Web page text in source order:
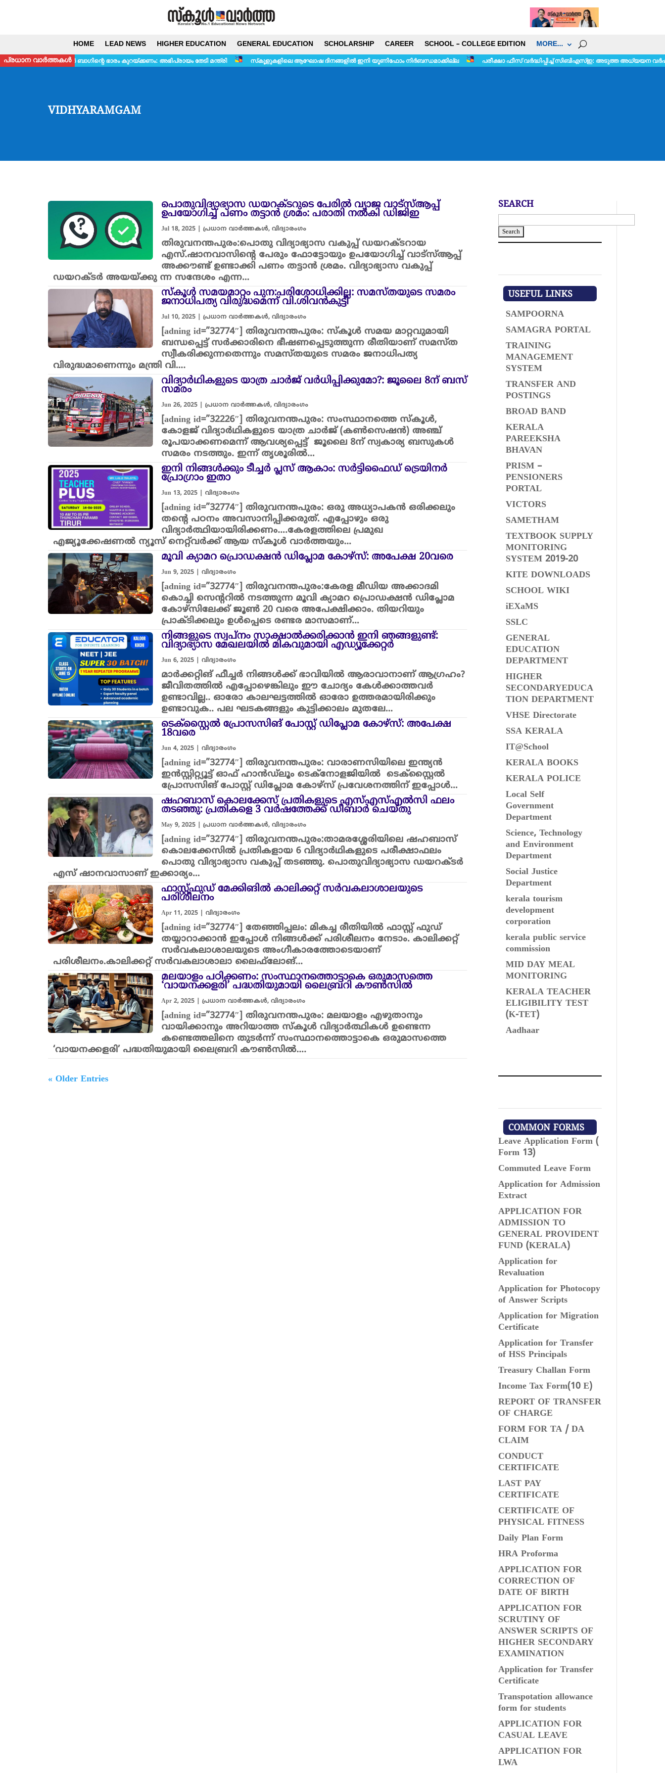
HOME LEAD NEWS HIGHER EDUCATION GENERAL EDUCATION SCHOLARSHIP CAREER SCHOOL – COLLEGE EDITION MORE…
പ്രധാന വാർത്തകൾ
സ്കൂൾ ബാഗിന്റെ ഭാരം കുറയ്ക്കണം: അഭിപ്രായം തേടി മന്ത്രി സ്‌കൂളുകളിലെ ആഘോഷ ദിനങ്ങളിൽ ഇനി യൂണിഫോം നിർബന്ധമാക്കില്ല പരീക്ഷാ ഫീസ് വർദ്ധിപ്പിച്ച് സിബിഎസ്ഇ: അടുത്ത അധ്യയന വർഷം മുതൽ
VIDHYARAMGAM
പൊതുവിദ്യാഭ്യാസ ഡയറക്ടറുടെ പേരിൽ വ്യാജ വാട്സ്ആപ്പ്
ഉപയോഗിച്ച് പണം തട്ടാൻ ശ്രമം: പരാതി നൽകി ഡിജിഇ
Jul 18, 2025| പ്രധാന വാർത്തകൾ, വിദ്യാരംഗം
തിരുവനന്തപുരം:പൊതു വിദ്യാഭ്യാസ വകുപ്പ് ഡയറക്ടറായ
എസ്.ഷാനവാസിന്റെ പേരും ഫോട്ടോയും ഉപയോഗിച്ച് വാട്സ്ആപ്പ്
അക്കൗണ്ട് ഉണ്ടാക്കി പണം തട്ടാൻ ശ്രമം. വിദ്യാഭ്യാസ വകുപ്പ്
ഡയറക്ടർ അയയ്ക്കു ന്ന സന്ദേശം എന്ന…
സ്കൂൾ സമയമാറ്റം പുന:പരിശോധിക്കില്ല: സമസ്തയുടെ സമരം
ജനാധിപത്യ വിരുദ്ധമെന്ന് വി.ശിവന്‍കുട്ടി
Jul 10, 2025| പ്രധാന വാർത്തകൾ, വിദ്യാരംഗം
[adning id=”32774″] തിരുവനന്തപുരം: സ്കൂള്‍ സമയ മാറ്റവുമായി
ബന്ധപ്പെട്ട് സര്‍ക്കാരിനെ ഭീഷണപ്പെടുത്തുന്ന രീതിയാണ് സമസ്ത
സ്വീകരിക്കുന്നതെന്നും സമസ്തയുടെ സമരം ജനാധിപത്യ
വിരുദ്ധമാണെന്നും മന്ത്രി വി….
വിദ്യാര്‍ഥികളുടെ യാത്ര ചാർജ് വർധിപ്പിക്കുമോ?: ജൂലൈ 8ന് ബസ്
സമരം
Jun 26, 2025| പ്രധാന വാർത്തകൾ, വിദ്യാരംഗം
[adning id=”32226″] തിരുവനന്തപുരം: സംസ്ഥാനത്തെ സ്കൂൾ,
കോളജ് വിദ്യാര്‍ഥികളുടെ യാത്ര ചാർജ് (കണ്‍സെഷന്‍) അഞ്ച്
രൂപയാക്കണമെന്ന് ആവശ്യപ്പെട്ട് ജൂലൈ 8ന് സ്വകാര്യ ബസുകൾ
സമരം നടത്തും. ഇന്ന് തൃശൂരില്‍…
ഇനി നിങ്ങൾക്കും ടീച്ചർ പ്ലസ് ആകാം: സർട്ടിഫൈഡ് ട്രെയിനർ
പ്രോഗ്രാം ഇതാ
Jun 13, 2025| വിദ്യാരംഗം
[adning id=”32774″] തിരുവനന്തപുരം: ഒരു അധ്യാപകൻ ഒരിക്കലും
തന്റെ പഠനം അവസാനിപ്പിക്കരുത്. എപ്പോഴും ഒരു
വിദ്യാർത്ഥിയായിരിക്കണം….കേരളത്തിലെ പ്രമുഖ
എജ്യൂക്കേഷണൽ ന്യൂസ്‌ നെറ്റ്‌വർക്ക് ആയ സ്കൂൾ വാർത്തയും…
മൂവി ക്യാമറ പ്രൊഡക്ഷൻ ഡിപ്ലോമ കോഴ്‌സ്: അപേക്ഷ 20വരെ
Jun 9, 2025| വിദ്യാരംഗം
[adning id=”32774″] തിരുവനന്തപുരം:കേരള മീഡിയ അക്കാദമി
കൊച്ചി സെന്ററിൽ നടത്തുന്ന മൂവി ക്യാമറ പ്രൊഡക്ഷൻ ഡിപ്ലോമ
കോഴ്‌സിലേക്ക് ജൂൺ 20 വരെ അപേക്ഷിക്കാം. തിയറിയും
പ്രാക്ടിക്കലും ഉൾപ്പെടെ രണ്ടര മാസമാണ്…
നിങ്ങളുടെ സ്വപ്നം സാക്ഷാൽക്കരിക്കാൻ ഇനി ഞങ്ങളുണ്ട്:
വിദ്യാഭ്യാസ മേഖലയിൽ മികവുമായി എഡ്യൂക്കേറ്റർ
Jun 6, 2025| വിദ്യാരംഗം
മാർക്കറ്റിങ് ഫീച്ചർ നിങ്ങൾക്ക് ഭാവിയിൽ ആരാവാനാണ് ആഗ്രഹം?
ജീവിതത്തിൽ എപ്പോഴെങ്കിലും ഈ ചോദ്യം കേൾക്കാത്തവർ
ഉണ്ടാവില്ല.. ഓരോ കാലഘട്ടത്തിൽ ഓരോ ഉത്തരമായിരിക്കും
ഉണ്ടാവുക.. പല ഘടകങ്ങളും കുട്ടിക്കാലം മുതലേ…
ടെക്സ്റ്റൈൽ പ്രോസസിങ് പോസ്റ്റ് ഡിപ്ലോമ കോഴ്സ്: അപേക്ഷ
18വരെ
Jun 4, 2025| വിദ്യാരംഗം
[adning id=”32774″] തിരുവനന്തപുരം: വാരാണസിയിലെ ഇന്ത്യൻ
ഇൻസ്റ്റിറ്റ്യൂട്ട് ഓഫ് ഹാൻഡ്‍ലൂം ടെക്നോളജിയിൽ ടെക്സ്റ്റൈൽ
പ്രോസസിങ് പോസ്റ്റ് ഡിപ്ലോമ കോഴ്സ് പ്രവേശനത്തിന് ഇപ്പോൾ…
ഷഹബാസ് കൊലക്കേസ് പ്രതികളുടെ എസ്‌എസ്‌എല്‍സി ഫലം
തടഞ്ഞു: പ്രതികളെ 3 വര്‍ഷത്തേക്ക് ഡീബാര്‍ ചെയ്തു
May 9, 2025| പ്രധാന വാർത്തകൾ, വിദ്യാരംഗം
[adning id=”32774″] തിരുവനന്തപുരം:താമരശ്ശേരിയിലെ ഷഹബാസ്
കൊലക്കേസില്‍ പ്രതികളായ 6 വിദ്യാർഥികളുടെ പരീക്ഷാഫലം
പൊതു വിദ്യാഭ്യാസ വകുപ്പ് തടഞ്ഞു. പൊതുവിദ്യാഭ്യാസ ഡയറക്ടർ
എസ് ഷാനവാസാണ് ഇക്കാര്യം…
ഫാസ്റ്റ്ഫുഡ് മേക്കിങിൽ കാലിക്കറ്റ്‌ സർവകലാശാലയുടെ
പരിശീലനം
Apr 11, 2025| വിദ്യാരംഗം
[adning id=”32774″] തേഞ്ഞിപ്പലം: മികച്ച രീതിയിൽ ഫാസ്റ്റ് ഫുഡ്
തയ്യാറാക്കാൻ ഇപ്പോൾ നിങ്ങൾക്ക് പരിശീലനം നേടാം. കാലിക്കറ്റ്‌
സർവകലാശാലയുടെ അംഗീകാരത്തോടെയാണ്
പരിശീലനം.കാലിക്കറ്റ് സര്‍വകലാശാലാ ലൈഫ്‌ലോങ്…
മലയാളം പഠിക്കണം: സംസ്ഥാനത്തൊട്ടാകെ ഒരുമാസത്തെ
‘വായനക്കളരി’ പദ്ധതിയുമായി ലൈബ്രറി കൗൺസിൽ
Apr 2, 2025| പ്രധാന വാർത്തകൾ, വിദ്യാരംഗം
[adning id=”32774″] തിരുവനന്തപുരം: മലയാളം എഴുതാനും
വായിക്കാനും അറിയാത്ത സ്കൂൾ വിദ്യാർത്ഥികൾ ഉണ്ടെന്ന
കണ്ടെത്തലിനെ തുടർന്ന് സംസ്ഥാനത്തൊട്ടാകെ ഒരുമാസത്തെ
‘വായനക്കളരി’ പദ്ധതിയുമായി ലൈബ്രറി കൗൺസിൽ….
« Older Entries
SEARCH
e
a
h
USEFUL LINKS
SAMPOORNA
SAMAGRA PORTAL
TRAINING
MANAGEMENT
SYSTEM
TRANSFER AND
POSTINGS
BROAD BAND
KERALA
PAREEKSHA
BHAVAN
PRISM –
PENSIONERS
PORTAL
VICTORS
SAMETHAM
TEXTBOOK SUPPLY
MONITORING
SYSTEM 2019-20
KITE DOWNLOADS
SCHOOL WIKI
iEXaMS
SSLC
GENERAL
EDUCATION
DEPARTMENT
HIGHER
SECONDARYEDUCA
TION DEPARTMENT
VHSE Directorate
SSA KERALA
IT@School
KERALA BOOKS
KERALA POLICE
Local Self
Government
Department
Science, Technology
and Environment
Department
Social Justice
Department
kerala tourism
development
corporation
kerala public service
commission
MID DAY MEAL
MONITORING
KERALA TEACHER
ELIGIBILITY TEST
(K-TET)
Aadhaar
COMMON FORMS
Leave Application Form (
Form 13)
Commuted Leave Form
Application for Admission
Extract
APPLICATION FOR
ADMISSION TO
GENERAL PROVIDENT
FUND (KERALA)
Application for
Revaluation
Application for Photocopy
of Answer Scripts
Application for Migration
Certificate
Application for Transfer
of HSS Principals
Treasury Challan Form
Income Tax Form(10 E)
REPORT OF TRANSFER
OF CHARGE
FORM FOR TA / DA
CLAIM
CONDUCT
CERTIFICATE
LAST PAY
CERTIFICATE
CERTIFICATE OF
PHYSICAL FITNESS
Daily Plan Form
HRA Proforma
APPLICATION FOR
CORRECTION OF
DATE OF BIRTH
APPLICATION FOR
SCRUTINY OF
ANSWER SCRIPTS OF
HIGHER SECONDARY
EXAMINATION
Application for Transfer
Certificate
Transpotation allowance
form for students
APPLICATION FOR
CASUAL LEAVE
APPLICATION FOR
LWA